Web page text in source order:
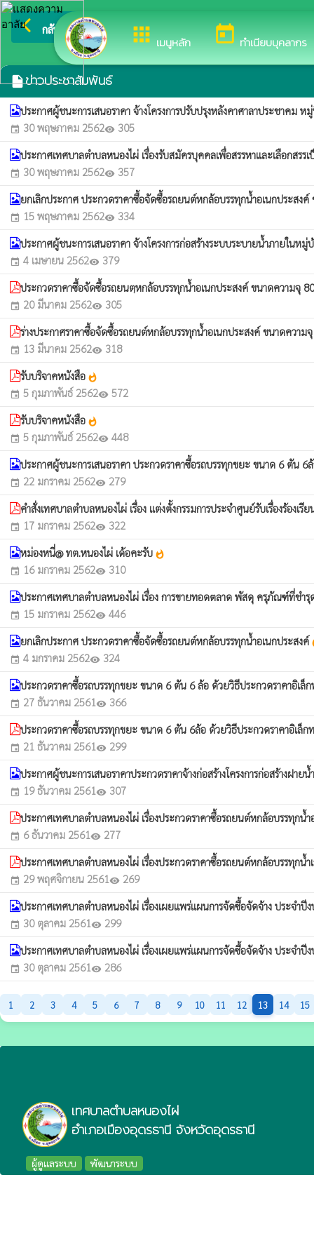
apps เมนูหลัก today ทำเนียบบุคลากร
arrow_back_ios กลับเมนูหลัก
insert_drive_fileข่าวประชาสัมพันธ์
ประกาศผู้ชนะการเสนอราคา จ้างโครงการปรับปรุงหลังคาศาลาประชาคม ห
event 30 พฤษภาคม 2562visibility 305
ประกาศเทศบาลตำบลหนองไผ่ เรื่องรับสมัครบุคคลเพื่อสรรหาและเลือกสรร
event 30 พฤษภาคม 2562visibility 357
ยกเลิกประกาศ ประกวดราคาซื้อจัดซื้อรถยนต์หกล้อบรรทุกน้ำอเนกประสง
event 15 พฤษภาคม 2562visibility 334
ประกาศผู้ชนะการเสนอราคา จ้างโครงการก่อสร้างระบบระบายน้ำภายใน
event 4 เมษายน 2562visibility 379
ประกวดราคาซื้อจัดซื้อรถยนตฺหกล้อบรรทุกน้ำอเนกประสงค์ ขนาดความจุ
event 20 มีนาคม 2562visibility 305
ร่างประกาศราคาซื้อจัดซื้อรถยนต์หกล้อบรรทุกน้ำอเนกประสงค์ ขนาดความ
event 13 มีนาคม 2562visibility 318
รับบริจาคหนังสือ whatshot
event 5 กุมภาพันธ์ 2562visibility 572
รับบริจาคหนังสือ whatshot
event 5 กุมภาพันธ์ 2562visibility 448
ประกาศผู้ชนะการเสนอราคา ประกวดราคาซื้อรถบรรทุกขยะ ขนาด 6 ตัน
event 22 มกราคม 2562visibility 279
คำสั่งเทศบาลตำบลหนองไผ่ เรื่อง แต่งตั้งกรรมการประจำศูนย์รับเรื่องร้องเ
event 17 มกราคม 2562visibility 322
หม่องหนี่@ ทต.หนองไผ่ เด้อคะรับ whatshot
event 16 มกราคม 2562visibility 310
ประกาศเทศบาลตำบลหนองไผ่ เรื่อง การขายทอดตลาด พัสดุ ครุภัณฑ์ที่ช
event 15 มกราคม 2562visibility 446
ยกเลิกประกาศ ประกวดราคาซื้อจัดซื้อรถยนต์หกล้อบรรทุกน้ำอเนกประสงค์
event 4 มกราคม 2562visibility 324
ประกวดราคาซื้อรถบรรทุกขยะ ขนาด 6 ตัน 6 ล้อ ด้วยวิธีประกวดราคาอิเล็
event 27 ธันวาคม 2561visibility 366
ประกวดราคาซื้อรถบรรทุกขยะ ขนาด 6 ตัน 6ล้อ ด้วยวิธีประกวดราคาอิเล็
event 21 ธันวาคม 2561visibility 299
ประกาศผู้ชนะการเสนอราคาประกวดราคาจ้างก่อสร้างโครงการก่อสร้างฝาย
event 19 ธันวาคม 2561visibility 307
ประกาศเทศบาลตำบลหนองไผ่ เรื่องประกวดราคาซื้อรถยนต์หกล้อบรรทุกน้
event 6 ธันวาคม 2561visibility 277
ประกาศเทศบาลตำบลหนองไผ่ เรื่องประกวดราคาซื้อรถยนต์หกล้อบรรทุก
event 29 พฤศจิกายน 2561visibility 269
ประกาศเทศบาลตำบลหนองไผ่ เรื่องเผยแพร่แผนการจัดซื้อจัดจ้าง ประจำ
event 30 ตุลาคม 2561visibility 299
ประกาศเทศบาลตำบลหนองไผ่ เรื่องเผยแพร่แผนการจัดซื้อจัดจ้าง ประจำ
event 30 ตุลาคม 2561visibility 286
1 2 3 4 5 6 7 8 9 10 11 12 13 14 15
เทศบาลตำบลหนองไผ่
อำเภอเมืองอุดรธานี จังหวัดอุดรธานี
ผู้ดูแลระบบ พัฒนาระบบ